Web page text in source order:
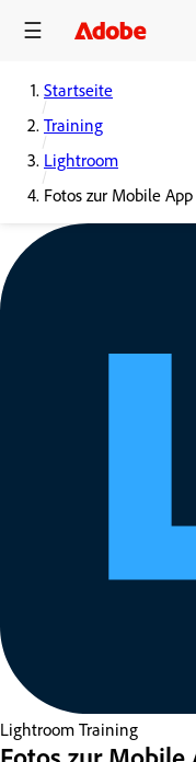
Startseite
Training
Lightroom
Fotos zur Mobile
Lightroom Training